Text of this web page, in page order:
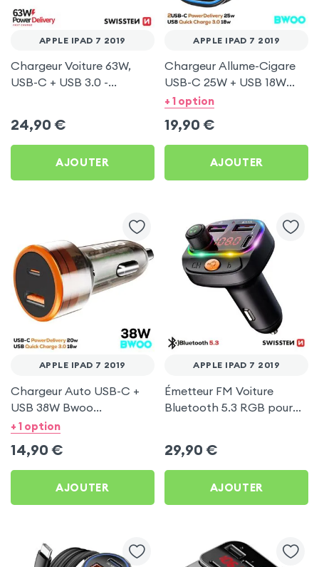
APPLE IPAD 7 2019
Chargeur Voiture 63W,
USB-C + USB 3.0 -
24,90 €
AJOUTER
APPLE IPAD 7 2019
Chargeur Allume-Cigare
USB-C 25W + USB 18W
Bwoo pour Apple iPad 7
+ 1 option
19,90 €
AJOUTER
APPLE IPAD 7 2019
Chargeur Auto USB-C +
USB 38W Bwoo
Transparent pour Apple
+ 1 option
14,90 €
AJOUTER
APPLE IPAD 7 2019
Émetteur FM Voiture
Bluetooth 5.3 RGB pour
29,90 €
AJOUTER